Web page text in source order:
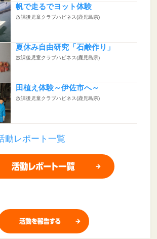
帆で走るでヨット体験
放課後児童クラブハピネス(鹿児島県)
夏休み自由研究「石鹸作り」
放課後児童クラブハピネス(鹿児島県)
田植え体験～伊佐市へ～
放課後児童クラブハピネス(鹿児島県)
動レポート一覧